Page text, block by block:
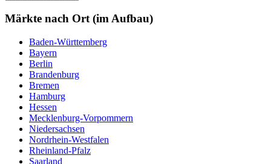
Monat
Märkte nach Ort (im Aufbau)
Baden-Württemberg
Bayern
Berlin
Brandenburg
Bremen
Hamburg
Hessen
Mecklenburg-Vorpommern
Niedersachsen
Nordrhein-Westfalen
Rheinland-Pfalz
Saarland